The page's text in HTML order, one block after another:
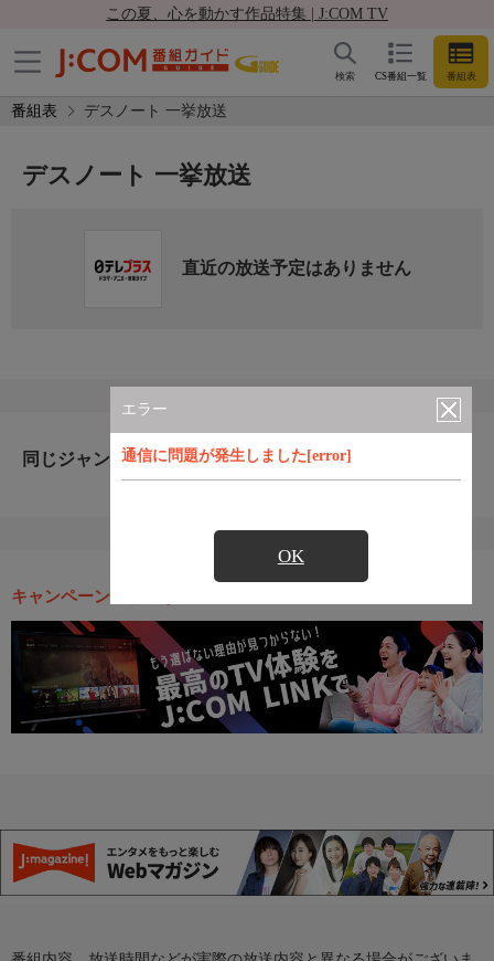
この夏、心を動かす作品特集 | J:COM TV
CS番組一覧 番組表
検索
番組表 デスノート 一挙放送
エラー
通信に問題が発生しました[error]
OK
デスノート 一挙放送
直近の放送予定はありません
同じジャンルのおすすめ番組
キャンペーン・お得な情報